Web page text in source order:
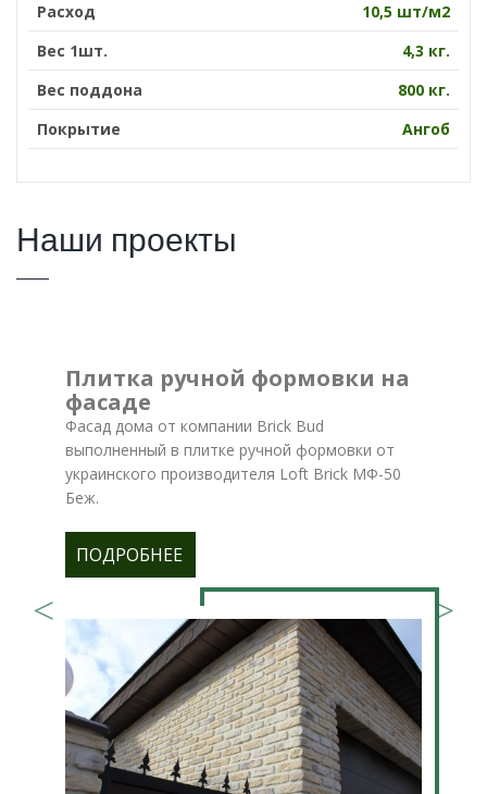
Расход
10,5 шт/м2
Вес 1шт.
4,3 кг.
Вес поддона
800 кг.
Покрытие
Ангоб
Наши проекты
Плитка ручной формовки на
фасаде
Фасад дома от компании Brick Bud
выполненный в плитке ручной формовки от
украинского производителя Loft Brick МФ-50
Беж.
ПОДРОБНЕЕ